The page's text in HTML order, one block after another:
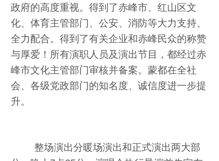
政府的高度重视。得到了赤峰市、红山区文
化、体育主管部门、公安、消防等大力支持、
全力配合。得到了有关企业和赤峰民众的称赞
与厚爱！所有演职人员及演出节目，都经过赤
峰市文化主管部门审核并备案。蒙都在全社
会、各级党政部门的知名度、诚信度进一步提
升。
整场演出分暖场演出和正式演出两大部